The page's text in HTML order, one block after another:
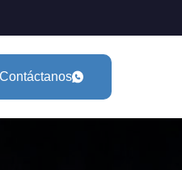
Contáctanos